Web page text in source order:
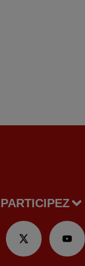
PARTICIPEZ